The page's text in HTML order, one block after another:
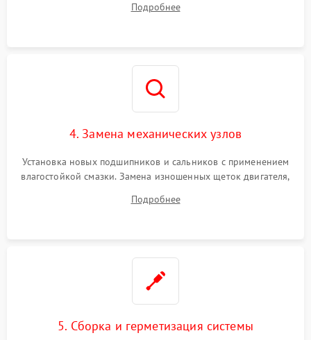
Восстановление целостности проводки и контактов.
Подробнее
4. Замена механических узлов
Установка новых подшипников и сальников с применением
влагостойкой смазки. Замена изношенных щеток двигателя,
или поврежденной резиновой манжеты.
Подробнее
5. Сборка и герметизация системы